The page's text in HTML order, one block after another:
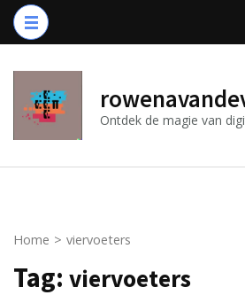
Ga
naar
(druk
Enter)
Ontdek de magie van
Home > viervoeters
Tag: viervoeters